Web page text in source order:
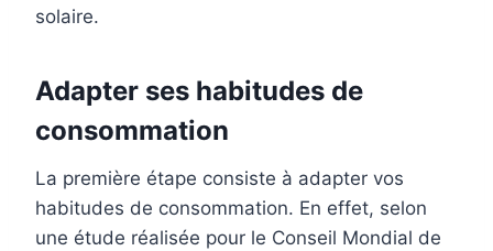
solaire.
Adapter ses habitudes de
consommation
La première étape consiste à adapter vos
habitudes de consommation. En effet, selon
une étude réalisée pour le Conseil Mondial de